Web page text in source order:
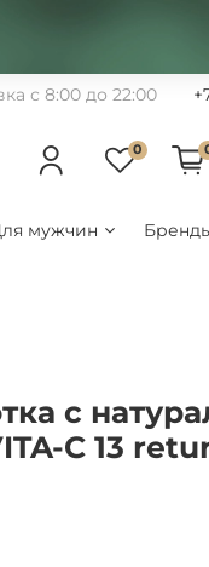
с 8:00 до 22:00
0
мужчин
с
C 13